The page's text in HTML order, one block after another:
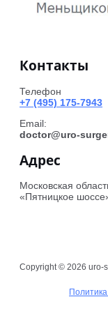
Контакты
Телефон
+7 (495) 175-7943
Email:
doctor@uro-
Адрес
Московская
«Пятницкое
Copyright © 2026 uro-